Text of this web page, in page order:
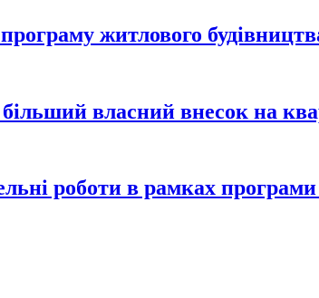
житлового
більший власний внесок на
роботи в рамках